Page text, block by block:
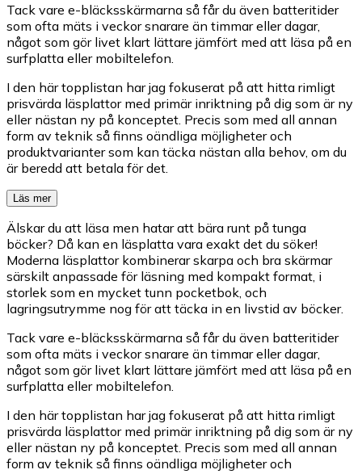
Tack vare e-bläcksskärmarna så får du även batteritider
som ofta mäts i veckor snarare än timmar eller dagar,
något som gör livet klart lättare jämfört med att läsa på en
surfplatta eller mobiltelefon.
I den här topplistan har jag fokuserat på att hitta rimligt
prisvärda läsplattor med primär inriktning på dig som är ny
eller nästan ny på konceptet. Precis som med all annan
form av teknik så finns oändliga möjligheter och
produktvarianter som kan täcka nästan alla behov, om du
är beredd att betala för det.
Läs mer
Älskar du att läsa men hatar att bära runt på tunga
böcker? Då kan en läsplatta vara exakt det du söker!
Moderna läsplattor kombinerar skarpa och bra skärmar
särskilt anpassade för läsning med kompakt format, i
storlek som en mycket tunn pocketbok, och
lagringsutrymme nog för att täcka in en livstid av böcker.
Tack vare e-bläcksskärmarna så får du även batteritider
som ofta mäts i veckor snarare än timmar eller dagar,
något som gör livet klart lättare jämfört med att läsa på en
surfplatta eller mobiltelefon.
I den här topplistan har jag fokuserat på att hitta rimligt
prisvärda läsplattor med primär inriktning på dig som är ny
eller nästan ny på konceptet. Precis som med all annan
form av teknik så finns oändliga möjligheter och